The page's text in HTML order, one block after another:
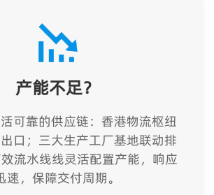
产能不足？
可靠的供应链：香港物流枢纽
口；三大生产工厂基地联动排
流水线线灵活配置产能，响应
速，保障交付周期。